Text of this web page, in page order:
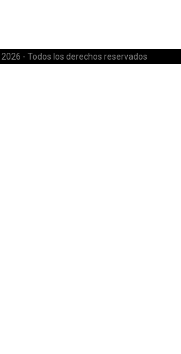
2026 - Todos los derechos reservados